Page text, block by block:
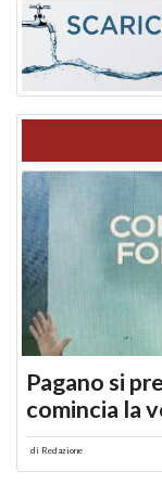
Pagano si
comincia la
di Redazione